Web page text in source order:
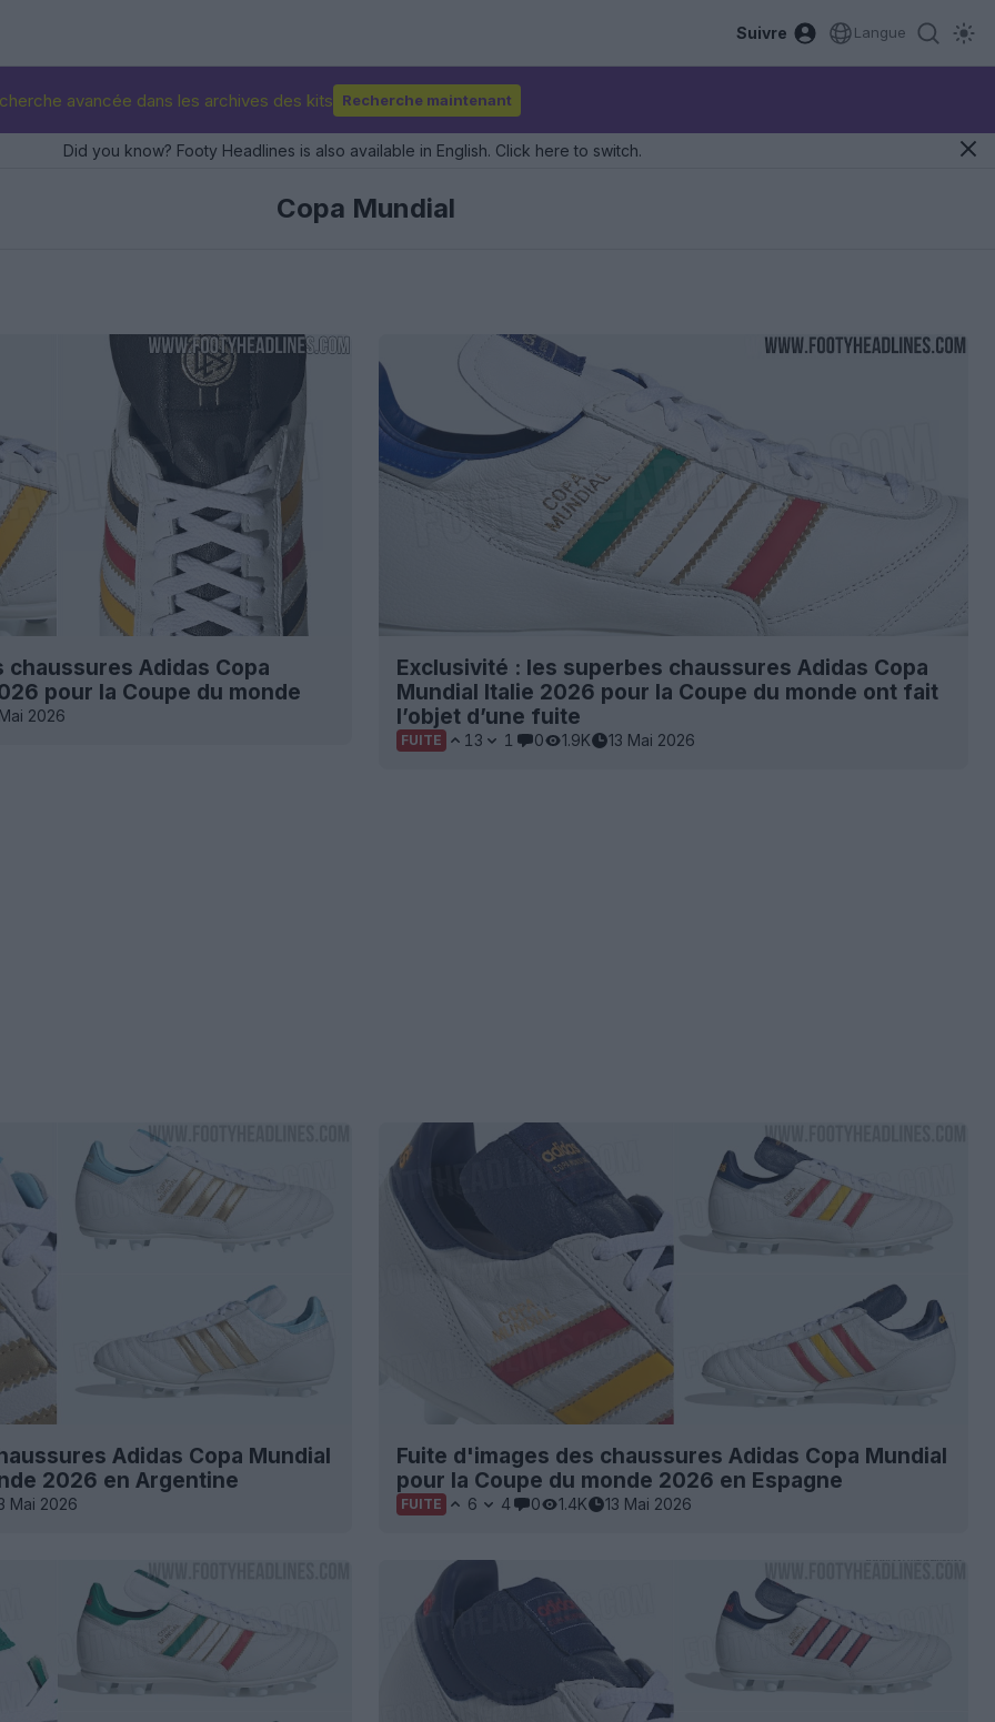
Suivre Langue
avancée dans les archives des kits Recherche maintenant
Did you know? Footy Headlines is also available in English. Click here to switch.
Copa Mundial
Adidas Copa
pour la Coupe du monde
2026
Exclusivité : les superbes chaussures Adidas Copa
Mundial Italie 2026 pour la Coupe du monde ont fait
l’objet d’une fuite
FUITE 13 1 0 1.9K 13 Mai 2026
Adidas Copa Mundial
2026 en Argentine
Mai 2026
Fuite d'images des chaussures Adidas Copa Mundial
pour la Coupe du monde 2026 en Espagne
FUITE 6 4 0 1.4K 13 Mai 2026